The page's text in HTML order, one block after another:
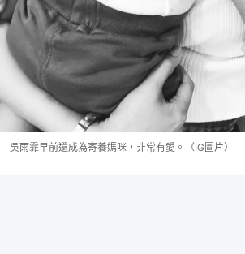
吳雨霏早前還成為寄養媽咪，非常有愛。（IG圖片）